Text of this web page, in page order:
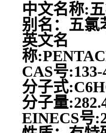
中文名称:
别名：五氯
英文名
称
CAS号:133-
分子式
分子量
EINECS号